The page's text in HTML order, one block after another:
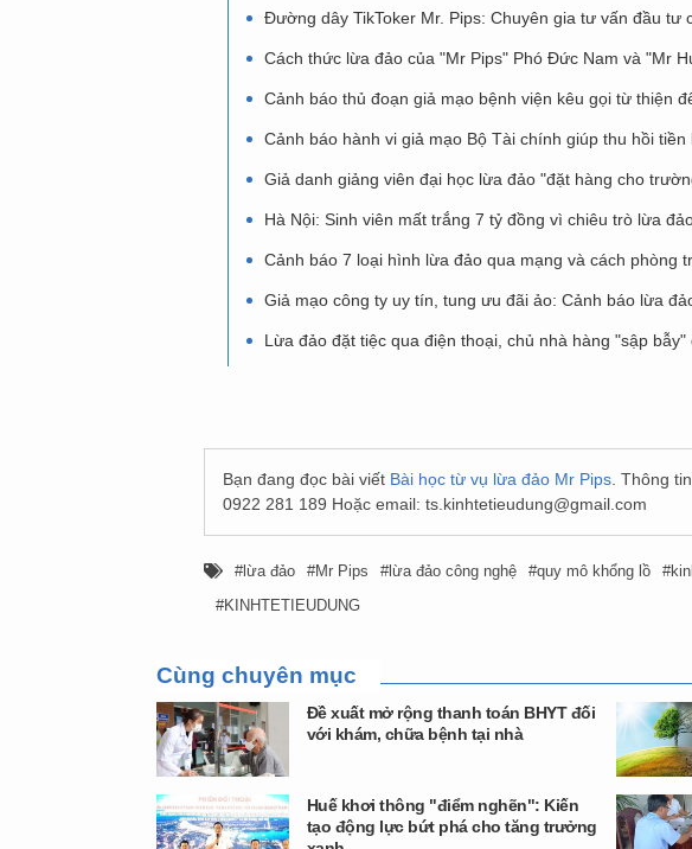
Đường dây TikToker Mr. Pips: Chuyên gia tư vấn đầu tư
Cách thức lừa đảo của "Mr Pips" Phó Đức Nam và "Mr
Cảnh báo thủ đoạn giả mạo bệnh viện kêu gọi từ thiện
Cảnh báo hành vi giả mạo Bộ Tài chính giúp thu hồi tiền
Giả danh giảng viên đại học lừa đảo "đặt hàng cho
Hà Nội: Sinh viên mất trắng 7 tỷ đồng vì chiêu trò lừa
Cảnh báo 7 loại hình lừa đảo qua mạng và cách phòng
Giả mạo công ty uy tín, tung ưu đãi ảo: Cảnh báo lừa
Lừa đảo đặt tiệc qua điện thoại, chủ nhà hàng "sập
Bạn đang đọc bài viết Bài học từ vụ lừa đảo Mr Pips . Thông
0922 281 189 Hoặc email: ts.kinhtetieudung@gmail.com
lừa đảo Mr Pips lừa đảo công nghệ quy mô khổng lồ
KINHTETIEUDUNG
Cùng chuyên mục
Đề xuất mở rộng thanh toán BHYT đối
với khám, chữa bệnh tại nhà
Huế khơi thông "điểm nghẽn": Kiến
tạo động lực bứt phá cho tăng trưởng